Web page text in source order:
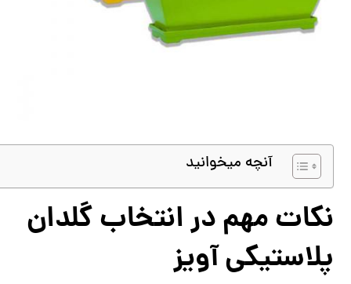
آنچه میخوانید
نکات مهم در انتخاب گلدان
پلاستیکی آویز